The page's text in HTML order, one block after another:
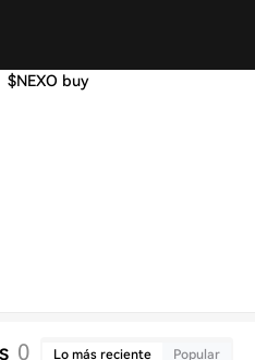
$NEXO buy
0 Lo más reciente Popular